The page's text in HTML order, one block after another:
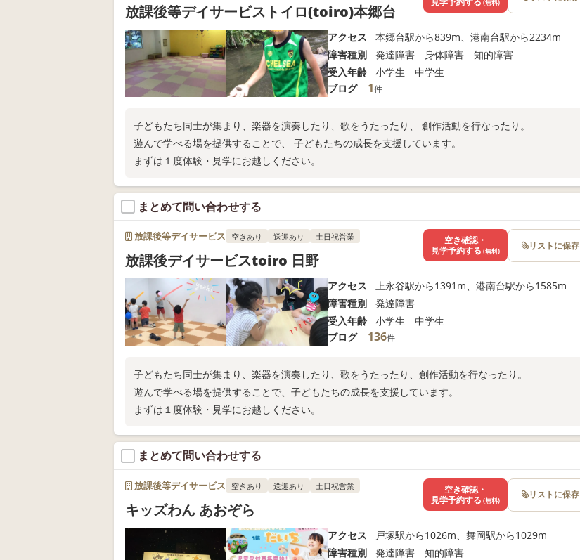
放課後等デイサービストイロ(toiro)本郷台
アクセス
本郷台駅から839m、港南台駅から2234m
障害種別
発達障害 身体障害 知的障害
受入年齢
小学生 中学生
ブログ
1件
子どもたち同士が集まり、楽器を演奏したり、歌をうたったり、 創作活動を行なったり。
遊んで学べる場を提供することで、 子どもたちの成長を支援しています。
まずは１度体験・見学にお越しください。
(無料)
まとめて問い合わせする
放課後等デイサービス 空きあり 送迎あり 土日祝営業
放課後デイサービスtoiro 日野
アクセス
上永谷駅から1391m、港南台駅から1585m
障害種別
発達障害
受入年齢
小学生 中学生
ブログ
136件
子どもたち同士が集まり、楽器を演奏したり、歌をうたったり、創作活動を行なったり。
遊んで学べる場を提供することで、子どもたちの成長を支援しています。
まずは１度体験・見学にお越しください。
空き確認・
見学予約する (無料) リストに保存
まとめて問い合わせする
放課後等デイサービス 空きあり 送迎あり 土日祝営業
キッズわん あおぞら
アクセス
戸塚駅から1026m、舞岡駅から1029m
障害種別
発達障害 知的障害
空き確認・
見学予約する (無料) リストに保存